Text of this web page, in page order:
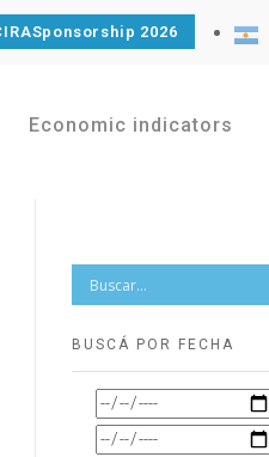
2026
Economic indicators
BUSCÁ POR FECHA